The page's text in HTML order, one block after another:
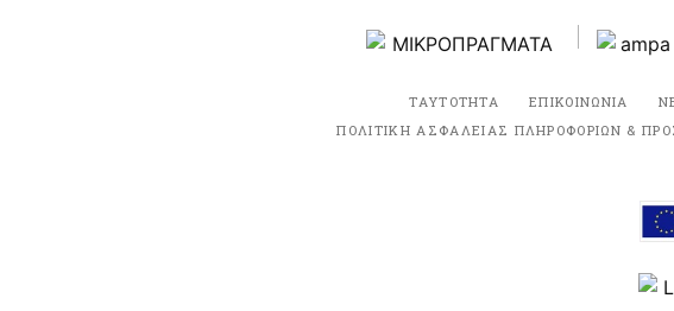
ΤΑΥΤΟΤΗΤΑ ΕΠΙΚΟΙΝΩΝΙΑ
ΠΟΛΙΤΙΚΗ ΑΣΦΑΛΕΙΑΣ ΠΛΗΡΟΦΟΡΙΩΝ &